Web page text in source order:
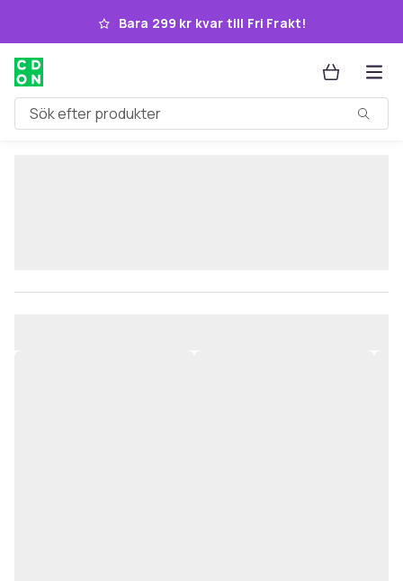
Hoppa till huvudinnehållet
Bara 299 kr kvar till Fri Frakt!
Sök efter produkter